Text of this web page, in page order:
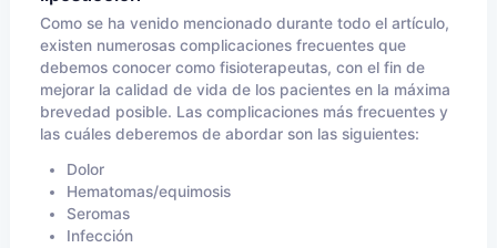
Como se ha venido mencionado durante todo el artículo,
existen numerosas complicaciones frecuentes que
debemos conocer como fisioterapeutas, con el fin de
mejorar la calidad de vida de los pacientes en la máxima
brevedad posible. Las complicaciones más frecuentes y
las cuáles deberemos de abordar son las siguientes:
Dolor
Hematomas/equimosis
Seromas
Infección